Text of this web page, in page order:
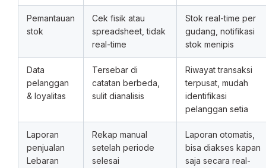
Pemantauan
stok
Cek fisik atau
spreadsheet, tidak
real-time
Stok real-time per
gudang, notifikasi
stok menipis
Data
pelanggan
& loyalitas
Tersebar di
catatan berbeda,
sulit dianalisis
Riwayat transaksi
terpusat, mudah
identifikasi
pelanggan setia
Laporan
penjualan
Lebaran
Rekap manual
setelah periode
selesai
Laporan otomatis,
bisa diakses kapan
saja secara real-